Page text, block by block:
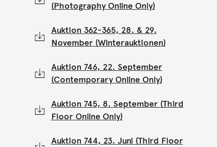
(Photography Online Only)
Auktion 362-365, 28. & 29.
November (Winterauktionen)
Auktion 746, 22. September
(Contemporary Online Only)
Auktion 745, 8. September (Third
Floor Online Only)
Auktion 744, 23. Juni (Third Floor